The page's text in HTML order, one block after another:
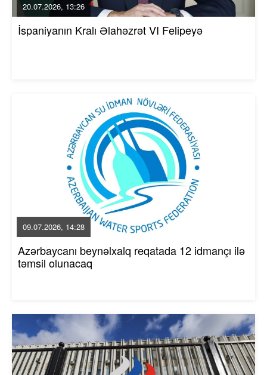
20.07.2026, 13:26
İspaniyanın Kralı Əlahəzrət VI Felipeyə
09.07.2026, 14:28
Azərbaycanı beynəlxalq reqatada 12 idmançı ilə
təmsil olunacaq